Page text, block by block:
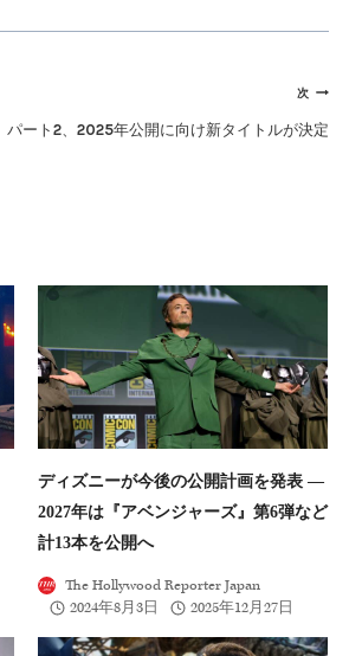
次
パート2、2025年公開に向け新タイトルが決定
ディズニーが今後の公開計画を発表 ―
2027年は『アベンジャーズ』第6弾など
計13本を公開へ
The Hollywood Reporter Japan
2024年8月3日
2025年12月27日